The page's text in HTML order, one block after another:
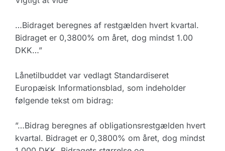
…Bidraget beregnes af restgælden hvert kvartal.
Bidraget er 0,3800% om året, dog mindst 1.00
DKK…”
Lånetilbuddet var vedlagt Standardiseret
Europæisk Informationsblad, som indeholder
følgende tekst om bidrag:
”…Bidrag beregnes af obligationsrestgælden hvert
kvartal. Bidraget er 0,3800% om året, dog mindst